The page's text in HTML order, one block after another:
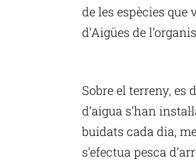
de les espècies
d’Aigües de
Sobre el terreny, es
d’aigua s’han
buidats cada dia,
s’efectua pesca